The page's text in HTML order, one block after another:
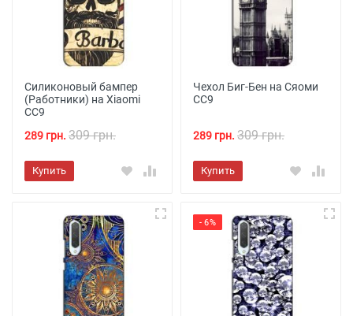
Силиконовый бампер
(Работники) на Xiaomi
CC9
289 грн. 309 грн.
Купить
Чехол Биг-Бен на Сяоми
СС9
289 грн. 309 грн.
Купить
- 6%